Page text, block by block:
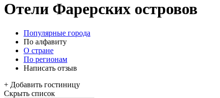
Отели Фарерских островов
Популярные города
По алфавиту
О стране
По регионам
Написать отзыв
+ Добавить гостиницу
Скрыть список